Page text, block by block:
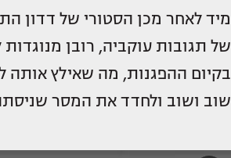
מיד לאחר מכן הסטורי של דדון
של תגובות עוקביה, רובן
בקיום ההפגנות, מה שאילץ אותה
שוב ושוב ולחדד את המסר